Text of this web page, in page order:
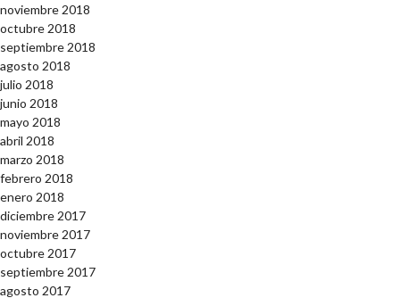
noviembre 2018
octubre 2018
septiembre 2018
agosto 2018
julio 2018
junio 2018
mayo 2018
abril 2018
marzo 2018
febrero 2018
enero 2018
diciembre 2017
noviembre 2017
octubre 2017
septiembre 2017
agosto 2017